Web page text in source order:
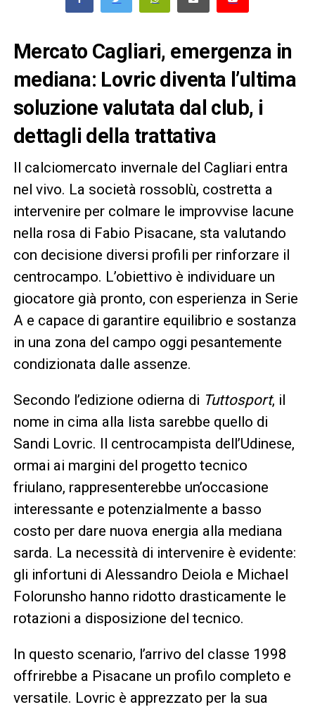
Mercato Cagliari, emergenza in
mediana: Lovric diventa l’ultima
soluzione valutata dal club, i
dettagli della trattativa
Il calciomercato invernale del Cagliari entra
nel vivo. La società rossoblù, costretta a
intervenire per colmare le improvvise lacune
nella rosa di Fabio Pisacane, sta valutando
con decisione diversi profili per rinforzare il
centrocampo. L’obiettivo è individuare un
giocatore già pronto, con esperienza in Serie
A e capace di garantire equilibrio e sostanza
in una zona del campo oggi pesantemente
condizionata dalle assenze.
Secondo l’edizione odierna di Tuttosport, il
nome in cima alla lista sarebbe quello di
Sandi Lovric. Il centrocampista dell’Udinese,
ormai ai margini del progetto tecnico
friulano, rappresenterebbe un’occasione
interessante e potenzialmente a basso
costo per dare nuova energia alla mediana
sarda. La necessità di intervenire è evidente:
gli infortuni di Alessandro Deiola e Michael
Folorunsho hanno ridotto drasticamente le
rotazioni a disposizione del tecnico.
In questo scenario, l’arrivo del classe 1998
offrirebbe a Pisacane un profilo completo e
versatile. Lovric è apprezzato per la sua